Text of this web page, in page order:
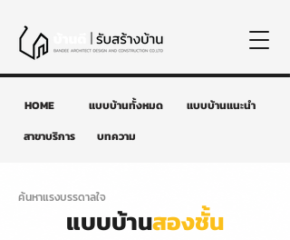
HOME แบบบ้านทั้งหมด
แบบบ้านแนะนำ
สาขาบริการ
บทความ
ค้นหาแรงบรรดาลใจ
แบบบ้านสองชั้น